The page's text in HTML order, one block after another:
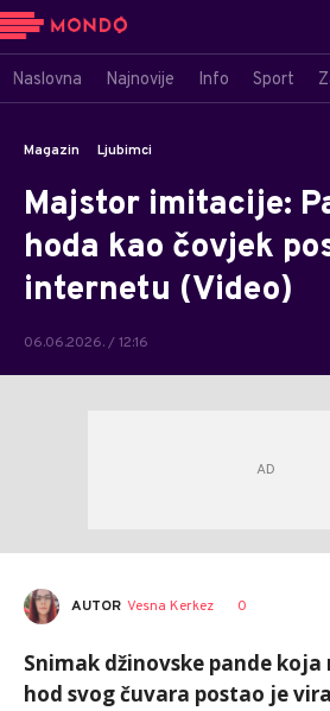
Naslovna Najnovije Info Sport
Magazin Ljubimci
Majstor imitacije:
hoda kao čovjek
internetu (Video)
06.06.2026. / 12:16
AUTOR Vesna Kerkez 0
Snimak džinovske pande
hod svog čuvara postao je